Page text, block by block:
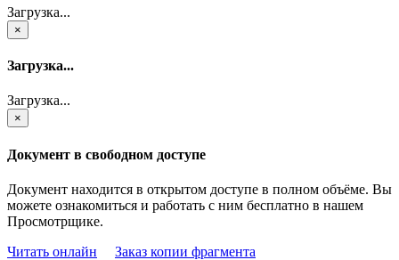
Загрузка...
×
Загрузка...
Загрузка...
×
Документ в свободном доступе
Документ находится в открытом доступе в полном объёме. Вы
можете ознакомиться и работать с ним бесплатно в нашем
Просмотрщике.
Читать онлайн
Заказ копии фрагмента